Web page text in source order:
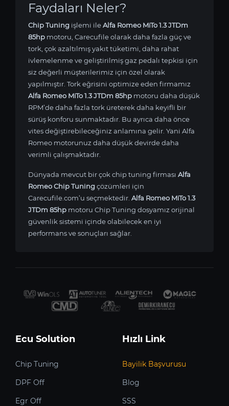
Faydaları Neler?
Chip Tuning işlemi ileAlfa Romeo MiTo 1.3 JTDm
85hp motoru, Carecufile olarak daha fazla güç ve
tork, çok azaltılmış yakıt tüketimi, daha rahat
ivlemelenme ve geliştirilmiş gaz pedalı tepkisi için
siz değerli müşterilerimiz için özel olarak
yapılmıştır. Tork eğrisini optimize eden firmamız
Alfa Romeo MiTo 1.3 JTDm 85hp motoru daha düşük
RPM’de daha fazla tork üreterek daha keyifli bir
sürüş konforu sunmaktadır. Bu ayrıca daha önce
vites değiştirebileceğiniz anlamına gelir. Yani Alfa
Romeo motorunuz daha düşük devirde daha
verimli çalışmaktadır.
Dünyada mevcut bir çok chip tuning firması Alfa
Romeo Chip Tuningçözümleri için
Carecufile.com’u seçmektedir. Alfa Romeo MiTo 1.3
JTDm 85hp motoru Chip Tuning dosyamız orijinal
güvenlik sistemi içinde olabilecek en iyi
performans ve sonuçları sağlar.
Ecu Solution
Chip Tuning
DPF Off
Egr Off
Hızlı Link
Bayilik Başvurusu
Blog
SSS